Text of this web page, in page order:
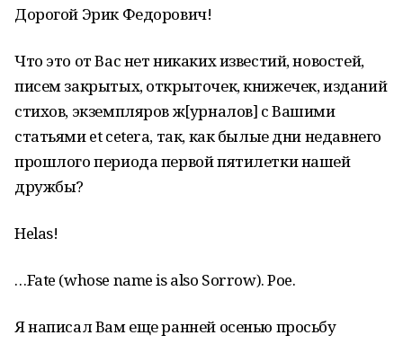
Дорогой Эрик Федорович!
Что это от Вас нет никаких известий, новостей,
писем закрытых, открыточек, книжечек, изданий
стихов, экземпляров ж[урналов] с Вашими
статьями et cetera, так, как былые дни недавнего
прошлого периода первой пятилетки нашей
дружбы?
Helas!
…Fate (whose name is also Sorrow). Poe.
Я написал Вам еще ранней осенью просьбу